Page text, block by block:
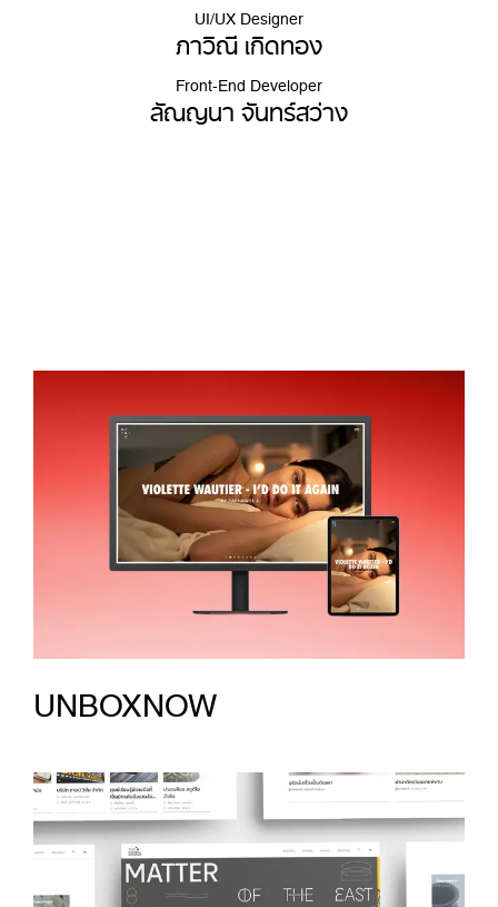
UI/UX Designer
ภาวิณี เกิดทอง
Front-End Developer
ลัณญนา จันทร์สว่าง
UNBOXNOW